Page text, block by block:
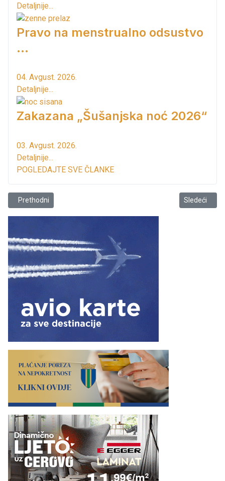
Detaljnije...
Pravo na menstrualno odsustvo
...
04. Avgust. 2026.
Detaljnije...
Zakazana „Šušanjska noć 2026“
03. Avgust. 2026.
Detaljnije...
POGLEDAJTE SVE ČLANKE
Prethodni članak: Istorija, pravo i tradicija pod vedrim nebom
Prethodni Sledeći
Sledeći